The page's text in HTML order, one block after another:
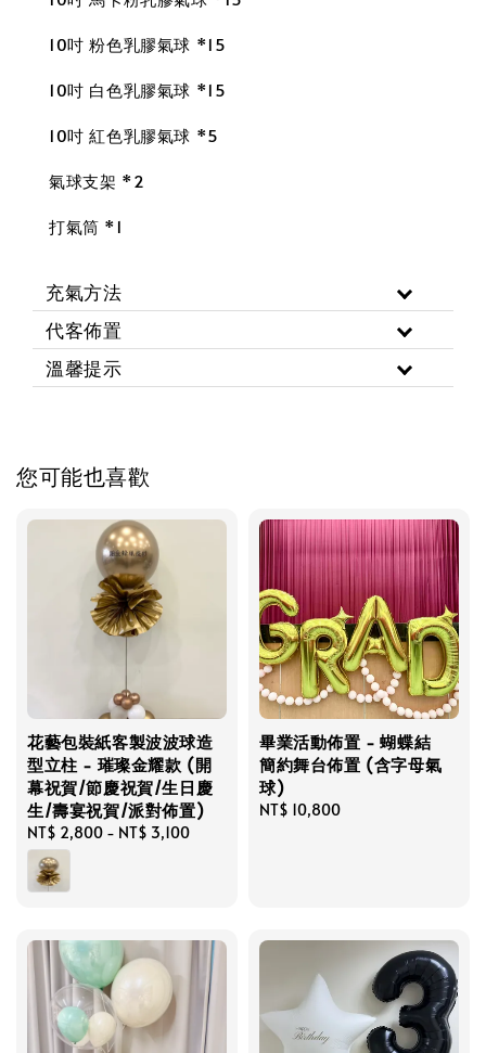
10吋 粉色乳膠氣球 *15
10吋 白色乳膠氣球 *15
10吋 紅色乳膠氣球 *5
氣球支架 *2
打氣筒 *1
充氣方法
代客佈置
溫馨提示
您可能也喜歡
花藝包裝紙客製波波球造
型立柱 - 璀璨金耀款 (開
幕祝賀/節慶祝賀/生日慶
生/壽宴祝賀/派對佈置)
Regular
price
NT$ 2,800 - NT$ 3,100
畢業活動佈置 - 蝴蝶結
簡約舞台佈置 (含字母氣
球)
Regular
NT$ 10,800